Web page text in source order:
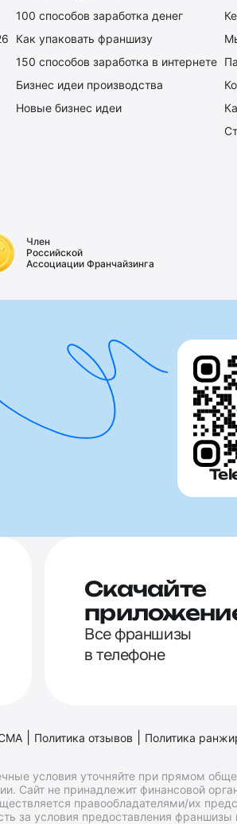
100 способов заработка денег
Как упаковать франшизу
150 способов заработка в интернете
Бизнес идеи производства
Новые бизнес идеи
Член
Российской
Ассоциации Франчайзинга
Скачайте
Все франшизы
в телефоне
Политика отзывов Политика
условия уточняйте при прямом
Сайт не принадлежит финансовой
правообладателями/их
за условия предоставления